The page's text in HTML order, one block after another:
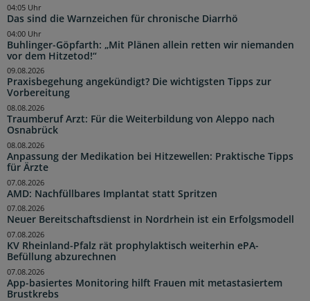
Das sind die Warnzeichen für chronische Diarrhö
04:05 Uhr
Buhlinger-Göpfarth: „Mit Plänen allein retten wir niemanden
vor dem Hitzetod!“
04:00 Uhr
Praxisbegehung angekündigt? Die wichtigsten Tipps zur
Vorbereitung
09.08.2026
Traumberuf Arzt: Für die Weiterbildung von Aleppo nach
Osnabrück
08.08.2026
Anpassung der Medikation bei Hitzewellen: Praktische Tipps
für Ärzte
08.08.2026
AMD: Nachfüllbares Implantat statt Spritzen
07.08.2026
Neuer Bereitschaftsdienst in Nordrhein ist ein Erfolgsmodell
07.08.2026
KV Rheinland-Pfalz rät prophylaktisch weiterhin ePA-
Befüllung abzurechnen
07.08.2026
App-basiertes Monitoring hilft Frauen mit metastasiertem
Brustkrebs
07.08.2026